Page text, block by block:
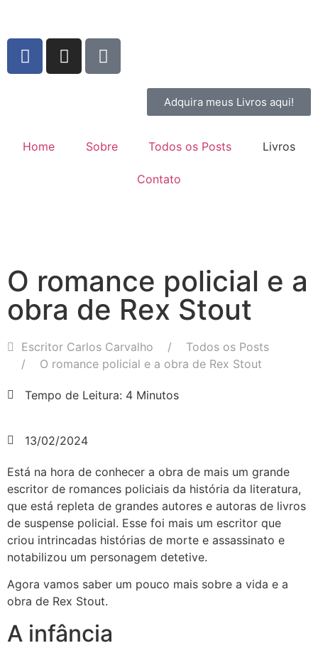
Adquira meus Livros aqui!
Home Sobre Todos os Posts Livros
Contato
O romance policial e a
obra de Rex Stout
Escritor Carlos Carvalho
Todos os Posts
O romance policial e a obra de Rex Stout
Tempo de Leitura: 4 Minutos
13/02/2024
Está na hora de conhecer a obra de mais um grande
escritor de romances policiais da história da literatura,
que está repleta de grandes autores e autoras de livros
de suspense policial. Esse foi mais um escritor que
criou intrincadas histórias de morte e assassinato e
notabilizou um personagem detetive.
Agora vamos saber um pouco mais sobre a vida e a
obra de Rex Stout.
A infância